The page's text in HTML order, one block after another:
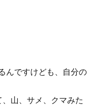
んですけども、自分の
山、サメ、クマみた